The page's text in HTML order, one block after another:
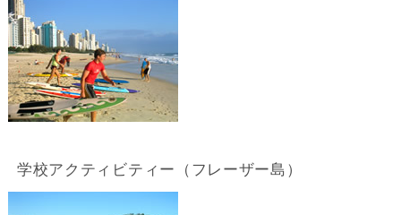
学校アクティビティー（フレーザー島）